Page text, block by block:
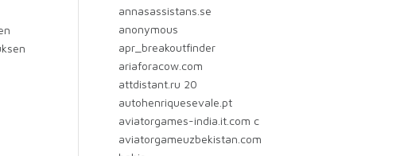
annasassistans.se
anonymous
apr_breakoutfinder
ariaforacow.com
attdistant.ru 20
autohenriquesevale.pt
aviatorgames-india.it.com c
aviatorgameuzbekistan.com